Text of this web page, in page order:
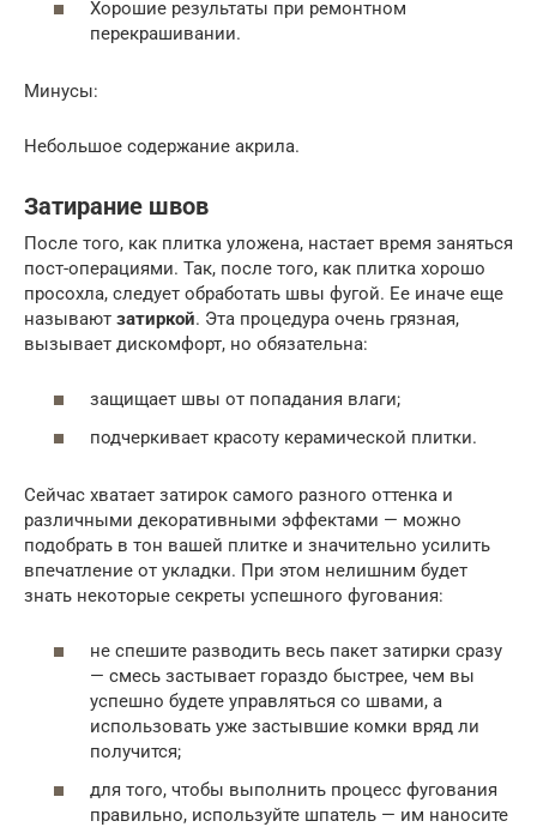
Хорошие результаты при ремонтном
перекрашивании.
Минусы:
Небольшое содержание акрила.
Затирание швов
После того, как плитка уложена, настает время заняться
пост-операциями. Так, после того, как плитка хорошо
просохла, следует обработать швы фугой. Ее иначе еще
называют затиркой. Эта процедура очень грязная,
вызывает дискомфорт, но обязательна:
защищает швы от попадания влаги;
подчеркивает красоту керамической плитки.
Сейчас хватает затирок самого разного оттенка и
различными декоративными эффектами — можно
подобрать в тон вашей плитке и значительно усилить
впечатление от укладки. При этом нелишним будет
знать некоторые секреты успешного фугования:
не спешите разводить весь пакет затирки сразу
— смесь застывает гораздо быстрее, чем вы
успешно будете управляться со швами, а
использовать уже застывшие комки вряд ли
получится;
для того, чтобы выполнить процесс фугования
правильно, используйте шпатель — им наносите